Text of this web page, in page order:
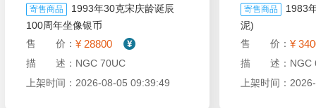
寄售商品
1993年30克宋庆龄诞辰
100周年坐像银币
售 价： ¥ 28800
描 述：NGC 70UC
上架时间：2026-08-05 09:39:49
寄售商品
1983
泥)
售 价： ¥
描 述：NGC
上架时间：